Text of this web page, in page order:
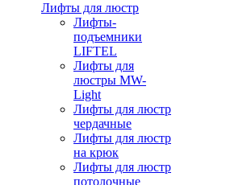
Лифты для люстр
Лифты-
подъемники
LIFTEL
Лифты для
люстры MW-
Light
Лифты для люстр
чердачные
Лифты для люстр
на крюк
Лифты для люстр
потолочные